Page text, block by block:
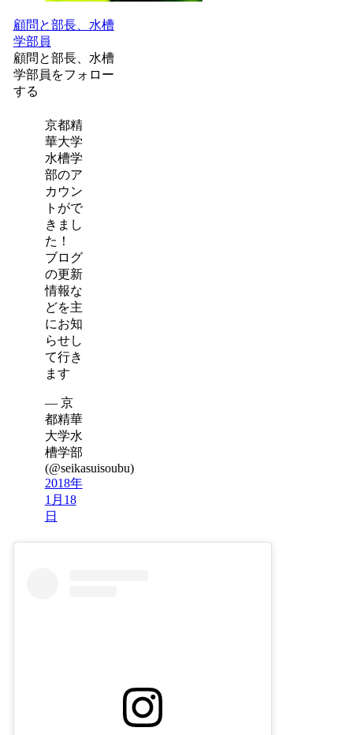
顧問と部長、水槽
学部員
顧問と部長、水槽
学部員をフォロー
する
京都精
華大学
水槽学
部のア
カウン
トがで
きまし
た！
ブログ
の更新
情報な
どを主
にお知
らせし
て行き
ます
— 京
都精華
大学水
槽学部
(@seikasuisoubu)
2018年
1月18
日